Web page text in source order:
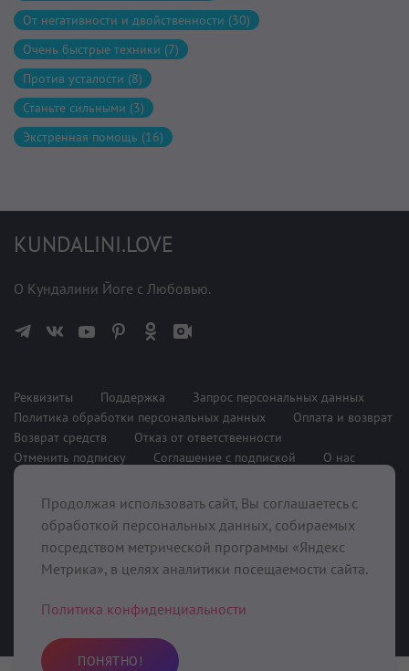
От негативности и двойственности (30)
Очень быстрые техники (7)
Против усталости (8)
Станьте сильными (3)
Экстренная помощь (16)
KUNDALINI.LOVE
О Кундалини Йоге с Любовью.
Реквизиты Поддержка
Запрос персональных данных
Политика обработки персональных данных
Оплата и возврат
Возврат средств
Отказ от ответственности
Отменить подписку
Соглашение с подпиской О нас
При поддержке
Продолжая использовать сайт, Вы соглашаетесь с
обработкой персональных данных, собираемых
посредством метрической программы «Яндекс
Метрика», в целях аналитики посещаемости сайта.
Политика конфиденциальности
ПОНЯТНО!